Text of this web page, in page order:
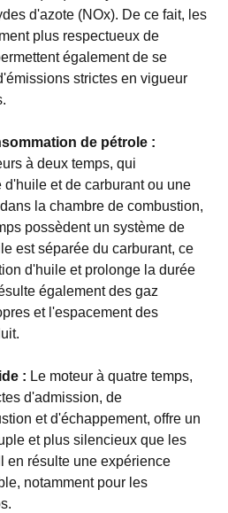
d'azote (NOx). De ce fait, les
plus respectueux de
également de se
strictes en vigueur
de pétrole :
à deux temps, qui
et de carburant ou une
la chambre de combustion,
possèdent un système de
est séparée du carburant, ce
d'huile et prolonge la durée
également des gaz
et l'espacement des
: Le moteur à quatre temps,
d'admission, de
et d'échappement, offre un
et plus silencieux que les
en résulte une expérience
notamment pour les